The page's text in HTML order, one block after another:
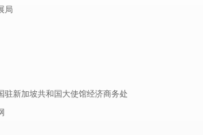
局
驻新加坡共和国大使馆经济商务处